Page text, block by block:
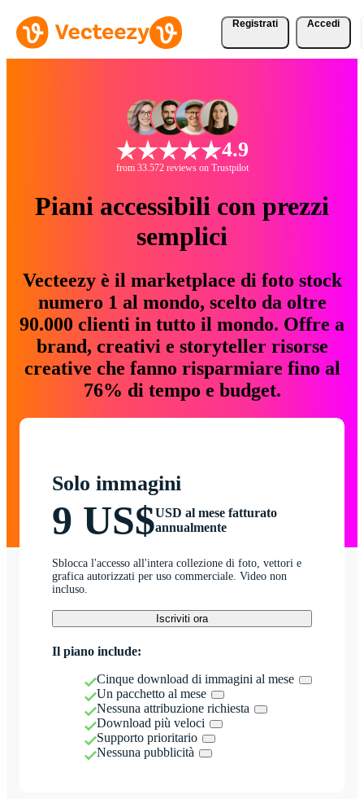
Registrati Accedi
4.9
from 33.572 reviews on Trustpilot
Piani accessibili con prezzi
semplici
Vecteezy è il marketplace di foto stock
numero 1 al mondo, scelto da oltre
90.000 clienti in tutto il mondo. Offre a
brand, creativi e storyteller risorse
creative che fanno risparmiare fino al
76% di tempo e budget.
Solo immagini
9 US$USD al mese fatturato
annualmente
Sblocca l'accesso all'intera collezione di foto, vettori e
grafica autorizzati per uso commerciale. Video non
incluso.
Iscriviti ora
Il piano include:
Cinque download di immagini al mese
Un pacchetto al mese
Nessuna attribuzione richiesta
Download più veloci
Supporto prioritario
Nessuna pubblicità